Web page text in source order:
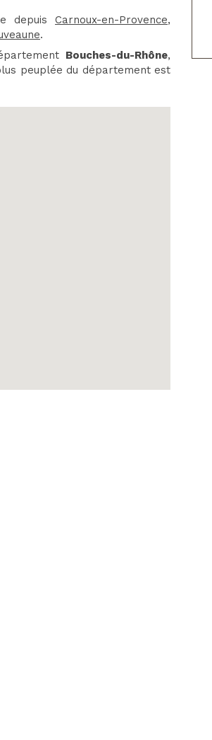
depuis Carnoux-en-Provence,
.
Bouches-du-Rhône,
peuplée du département est